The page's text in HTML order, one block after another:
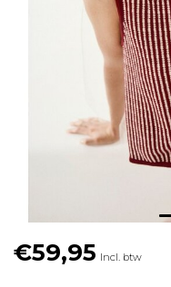
€59,95 Incl. btw